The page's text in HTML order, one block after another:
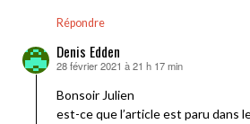
Répondre
Denis Edden
dit :
28 février 2021 à 21 h 17 min
Bonsoir Julien
est-ce que l’article est paru dans